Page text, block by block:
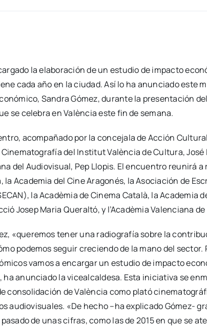
la ela­bo­ra­ción de un estu­dio de impac­to
cada año en la ciu­dad. Así lo ha anun­cia­do este
San­dra Gómez, duran­te la pre­sen­ta­ción
se cele­bra en Valèn­cia este fin de sema­na.
acom­pa­ña­do por la con­ce­ja­la de Acción
del Ins­ti­tut Valèn­cia de Cul­tu­ra, José
del Audio­vi­sual, Pep Llo­pis. El encuen­tro reu­ni­rá
la Aca­de­mia del Cine Ara­go­nés, la Aso­cia­ción de
la Aca­dè­mia de Cine­ma Cata­là, la Aca­de­mia
Josep Maria Que­ral­tó, y l’Acadèmia Valen­cia­na de
«que­re­mos tener una radio­gra­fía sobre la
pode­mos seguir cre­cien­do de la mano del sec­tor.
vamos a encar­gar un estu­dio de impac­to
anun­cia­do la vice­al­cal­de­sa. Esta ini­cia­ti­va se
con­so­li­da­ción de Valèn­cia como pla­tó
audio­vi­sua­les. «De hecho –ha expli­ca­do Gómez-
de unas cifras, como las de 2015 en que se